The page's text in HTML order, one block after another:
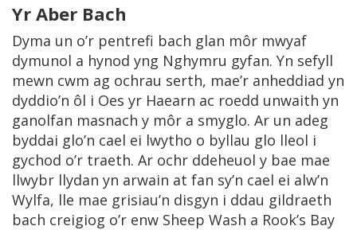
Yr Aber Bach
Dyma un o’r pentrefi bach glan môr mwyaf
dymunol a hynod yng Nghymru gyfan. Yn sefyll
mewn cwm ag ochrau serth, mae’r anheddiad yn
dyddio’n ôl i Oes yr Haearn ac roedd unwaith yn
ganolfan masnach y môr a smyglo. Ar un adeg
byddai glo’n cael ei lwytho o byllau glo lleol i
gychod o’r traeth. Ar ochr ddeheuol y bae mae
llwybr llydan yn arwain at fan sy’n cael ei alw’n
Wylfa, lle mae grisiau’n disgyn i ddau gildraeth
bach creigiog o’r enw Sheep Wash a Rook’s Bay